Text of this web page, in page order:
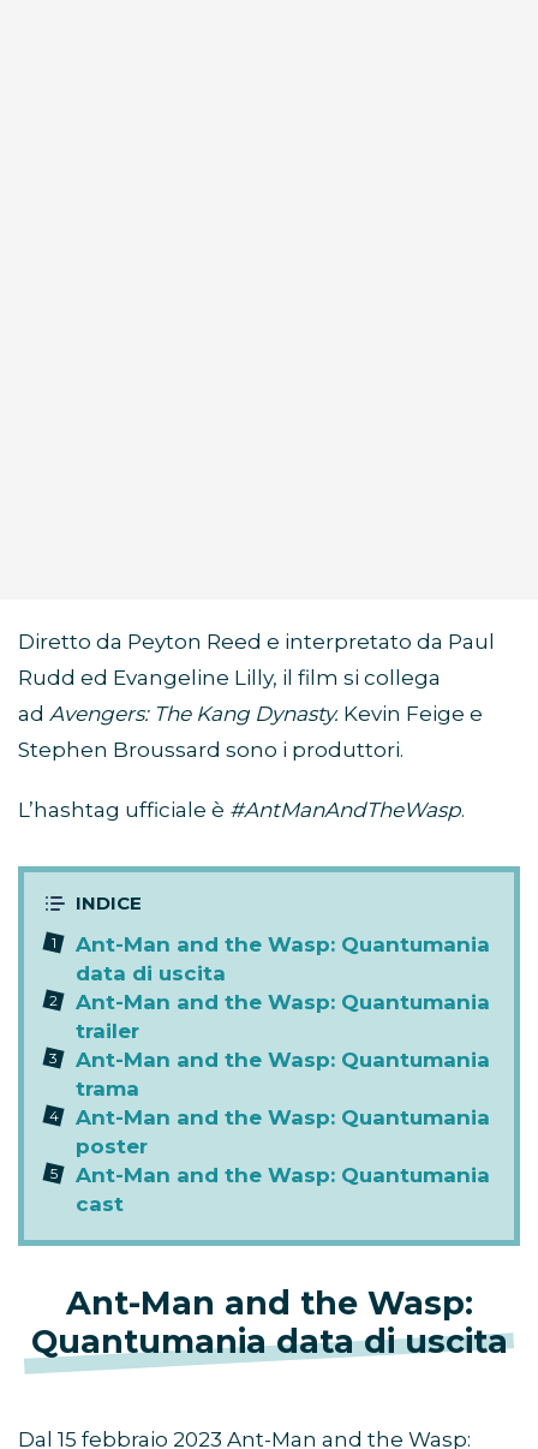
Diretto da Peyton Reed e interpretato da Paul
Rudd ed Evangeline Lilly, il film si collega
ad Avengers: The Kang Dynasty. Kevin Feige e
Stephen Broussard sono i produttori.
L’hashtag ufficiale è #AntManAndTheWasp.
Ant-Man and the Wasp: Quantumania
data di uscita
Ant-Man and the Wasp: Quantumania
trailer
Ant-Man and the Wasp: Quantumania
trama
Ant-Man and the Wasp: Quantumania
poster
Ant-Man and the Wasp: Quantumania
cast
Ant-Man and the Wasp:
Quantumania data di uscita
Dal 15 febbraio 2023 Ant-Man and the Wasp: